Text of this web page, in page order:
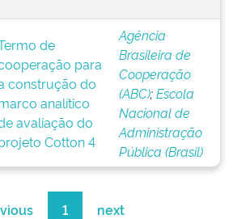
de
para
construção do
analítico
avaliação do
Cotton 4
Agência
Brasileira de
Cooperação
(ABC);Escola
Nacional de
Administração
Pública (Brasil)
1 next